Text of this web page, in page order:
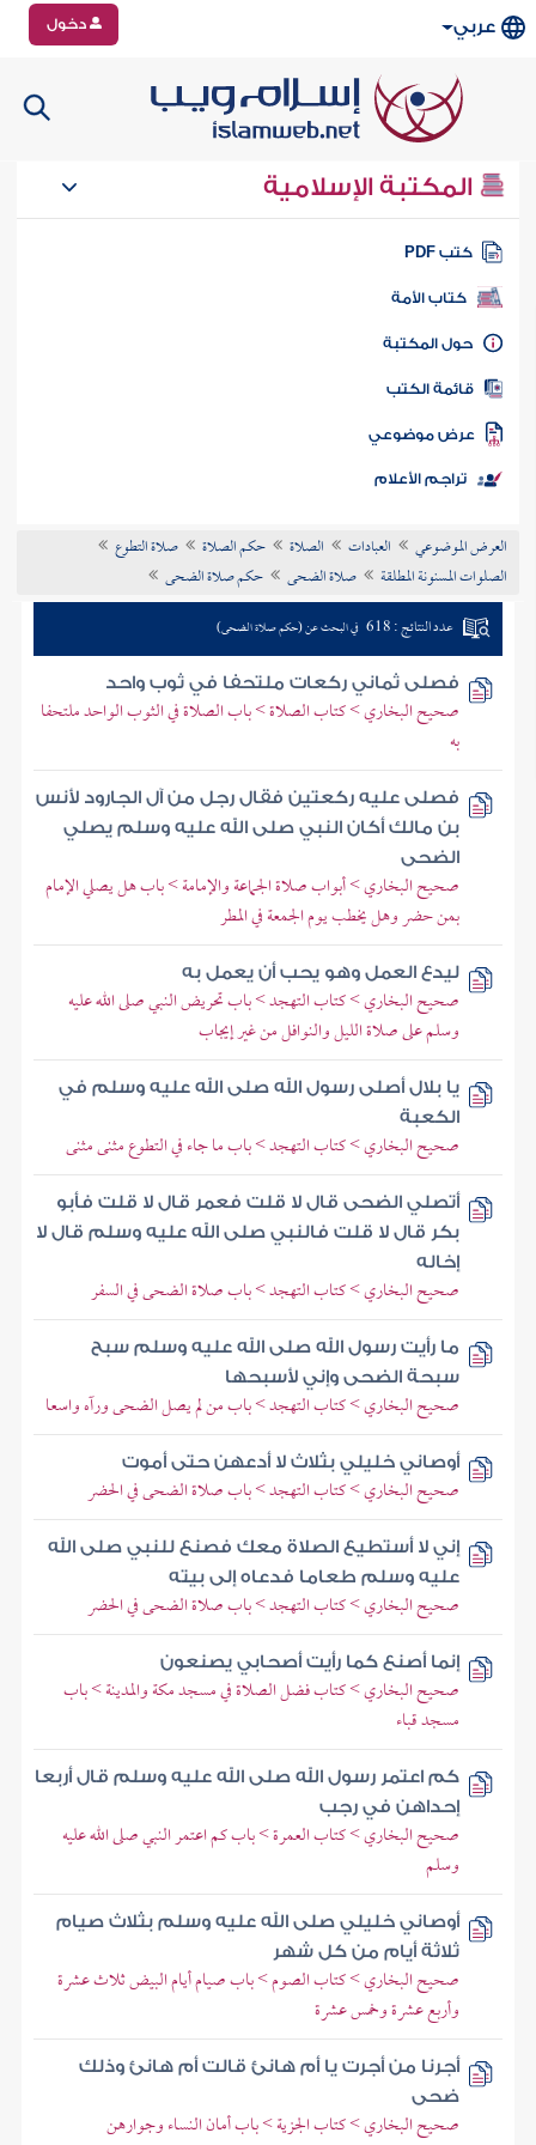
عربي دخول
المكتبة الإسلامية
كتب PDF
كتاب الأمة
المكتبة
الكتب
موضوعي
تراجم الأعلام
العرض الموضوعي العبادات الصلاة حكم الصلاة
صلاة التطوع
الصلوات المسنونة المطلقة
صلاة الضحى حكم صلاة الضحى
عدد النتائج : 618 في البحث عن (حكم صلاة الضحى)
فصلى ثماني ركعات ملتحفا في ثوب واحد
صحيح البخاري > كتاب الصلاة > باب الصلاة في الثوب الواحد ملتحفا
به
فصلى عليه ركعتين فقال رجل من آل الجارود لأنس
بن مالك أكان النبي صلى الله عليه وسلم يصلي
الضحى
صحيح البخاري > أبواب صلاة الجماعة والإمامة > باب هل يصلي الإمام
بمن حضر وهل يخطب يوم الجمعة في المطر
ليدع العمل وهو يحب أن يعمل به
صحيح البخاري > كتاب التهجد > باب تحريض النبي صلى الله عليه
وسلم على صلاة الليل والنوافل من غير إيجاب
يا بلال أصلى رسول الله صلى الله عليه وسلم في
الكعبة
صحيح البخاري > كتاب التهجد > باب ما جاء في التطوع مثنى مثنى
أتصلي الضحى قال لا قلت فعمر قال لا قلت فأبو
بكر قال لا قلت فالنبي صلى الله عليه وسلم قال لا
إخاله
صحيح البخاري > كتاب التهجد > باب صلاة الضحى في السفر
ما رأيت رسول الله صلى الله عليه وسلم سبح
سبحة الضحى وإني لأسبحها
صحيح البخاري > كتاب التهجد > باب من لم يصل الضحى ورآه واسعا
أوصاني خليلي بثلاث لا أدعهن حتى أموت
صحيح البخاري > كتاب التهجد > باب صلاة الضحى في الحضر
إني لا أستطيع الصلاة معك فصنع للنبي صلى الله
عليه وسلم طعاما فدعاه إلى بيته
صحيح البخاري > كتاب التهجد > باب صلاة الضحى في الحضر
إنما أصنع كما رأيت أصحابي يصنعون
صحيح البخاري > كتاب فضل الصلاة في مسجد مكة والمدينة > باب
مسجد قباء
كم اعتمر رسول الله صلى الله عليه وسلم قال أربعا
إحداهن في رجب
صحيح البخاري > كتاب العمرة > باب كم اعتمر النبي صلى الله عليه
وسلم
أوصاني خليلي صلى الله عليه وسلم بثلاث صيام
ثلاثة أيام من كل شهر
صحيح البخاري > كتاب الصوم > باب صيام أيام البيض ثلاث عشرة
وأربع عشرة وخمس عشرة
أجرنا من أجرت يا أم هانئ قالت أم هانئ وذلك
ضحى
صحيح البخاري > كتاب الجزية > باب أمان النساء وجوارهن